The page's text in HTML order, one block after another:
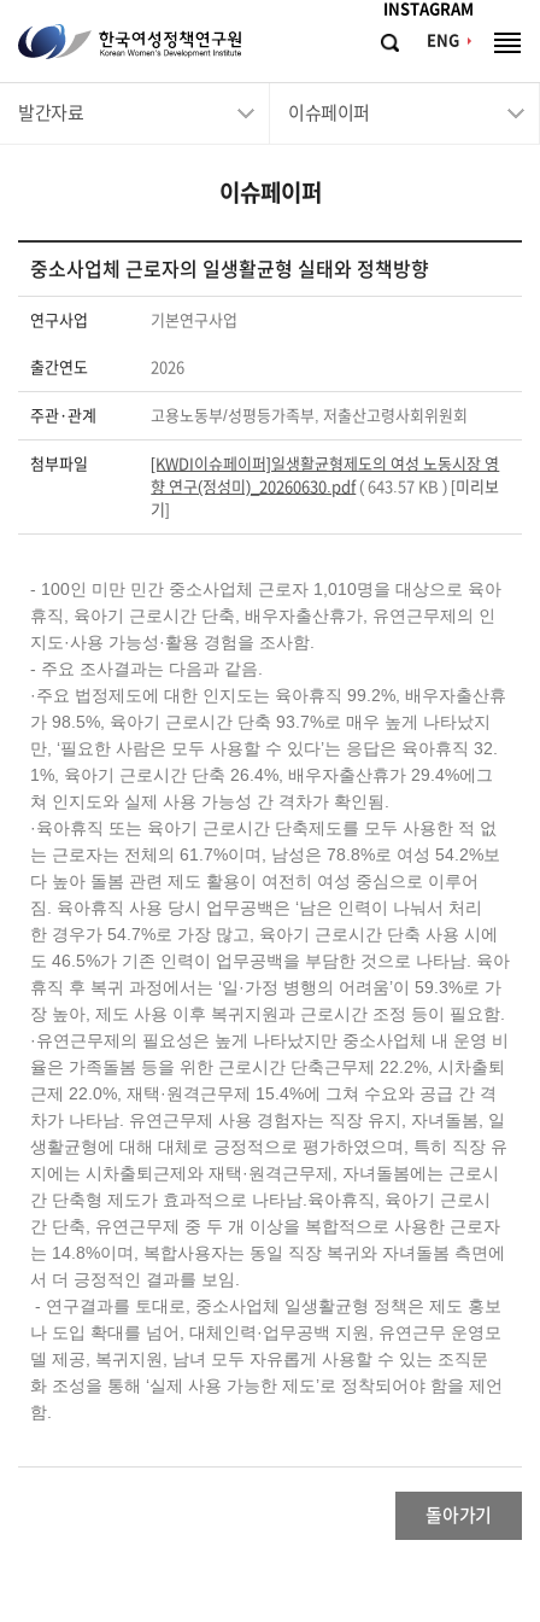
INSTAGRAM
ENG
한
국
여
연
구
원
Women's
Development
Institute
검
체
발간자료 이슈페이퍼
이슈페이퍼
중소사업체 근로자의 일생활균형 실태와 정책방향
연구사업 기본연구사업
출간연도 2026
주관·관계 고용노동부/성평등가족부, 저출산고령사회위원회
첨부파일
[KWDI이슈페이퍼]일생활균형제도의 여성 노동시장 영
향 연구(정성미)_20260630.pdf( 643.57 KB ) [미리보
기]
- 100인 미만 민간 중소사업체 근로자 1,010명을 대상으로 육아
휴직, 육아기 근로시간 단축, 배우자출산휴가, 유연근무제의 인
지도·사용 가능성·활용 경험을 조사함.
- 주요 조사결과는 다음과 같음.
·주요 법정제도에 대한 인지도는 육아휴직 99.2%, 배우자출산휴
가 98.5%, 육아기 근로시간 단축 93.7%로 매우 높게 나타났지
만, ‘필요한 사람은 모두 사용할 수 있다’는 응답은 육아휴직 32.
1%, 육아기 근로시간 단축 26.4%, 배우자출산휴가 29.4%에그
쳐 인지도와 실제 사용 가능성 간 격차가 확인됨.
·육아휴직 또는 육아기 근로시간 단축제도를 모두 사용한 적 없
는 근로자는 전체의 61.7%이며, 남성은 78.8%로 여성 54.2%보
다 높아 돌봄 관련 제도 활용이 여전히 여성 중심으로 이루어
짐. 육아휴직 사용 당시 업무공백은 ‘남은 인력이 나눠서 처리
한 경우가 54.7%로 가장 많고, 육아기 근로시간 단축 사용 시에
도 46.5%가 기존 인력이 업무공백을 부담한 것으로 나타남. 육아
휴직 후 복귀 과정에서는 ‘일·가정 병행의 어려움’이 59.3%로 가
장 높아, 제도 사용 이후 복귀지원과 근로시간 조정 등이 필요함.
·유연근무제의 필요성은 높게 나타났지만 중소사업체 내 운영 비
율은 가족돌봄 등을 위한 근로시간 단축근무제 22.2%, 시차출퇴
근제 22.0%, 재택·원격근무제 15.4%에 그쳐 수요와 공급 간 격
차가 나타남. 유연근무제 사용 경험자는 직장 유지, 자녀돌봄, 일
생활균형에 대해 대체로 긍정적으로 평가하였으며, 특히 직장 유
지에는 시차출퇴근제와 재택·원격근무제, 자녀돌봄에는 근로시
간 단축형 제도가 효과적으로 나타남.육아휴직, 육아기 근로시
간 단축, 유연근무제 중 두 개 이상을 복합적으로 사용한 근로자
는 14.8%이며, 복합사용자는 동일 직장 복귀와 자녀돌봄 측면에
서 더 긍정적인 결과를 보임.
- 연구결과를 토대로, 중소사업체 일생활균형 정책은 제도 홍보
나 도입 확대를 넘어, 대체인력·업무공백 지원, 유연근무 운영모
델 제공, 복귀지원, 남녀 모두 자유롭게 사용할 수 있는 조직문
화 조성을 통해 ‘실제 사용 가능한 제도’로 정착되어야 함을 제언
함.
돌아가기